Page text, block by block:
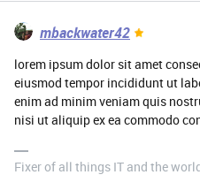
mbackwater42
lorem ipsum dolor sit amet
eiusmod tempor incididunt ut
enim ad minim veniam quis
nisi ut aliquip ex ea commodo
Fixer of all things IT and the